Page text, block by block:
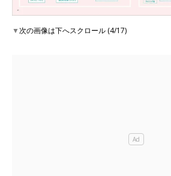
▼次の画像は下へスクロール (4/17)